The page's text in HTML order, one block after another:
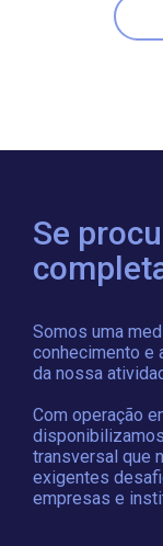
Se
Somos uma
conhecimento e
da nossa
Com operação
transversal que
exigentes
empresas e